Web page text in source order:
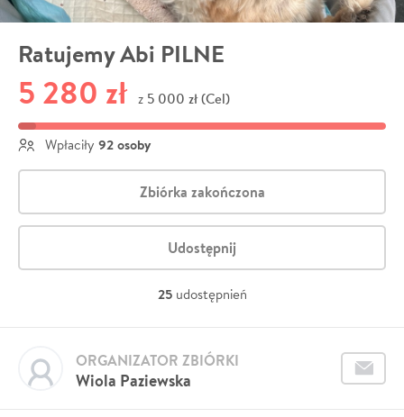
Ratujemy Abi PILNE
5 280 zł z 5 000 zł (Cel)
Wpłaciły 92 osoby
Zbiórka zakończona
Udostępnij
25 udostępnień
Wiola Paziewska
ORGANIZATOR ZBIÓRKI